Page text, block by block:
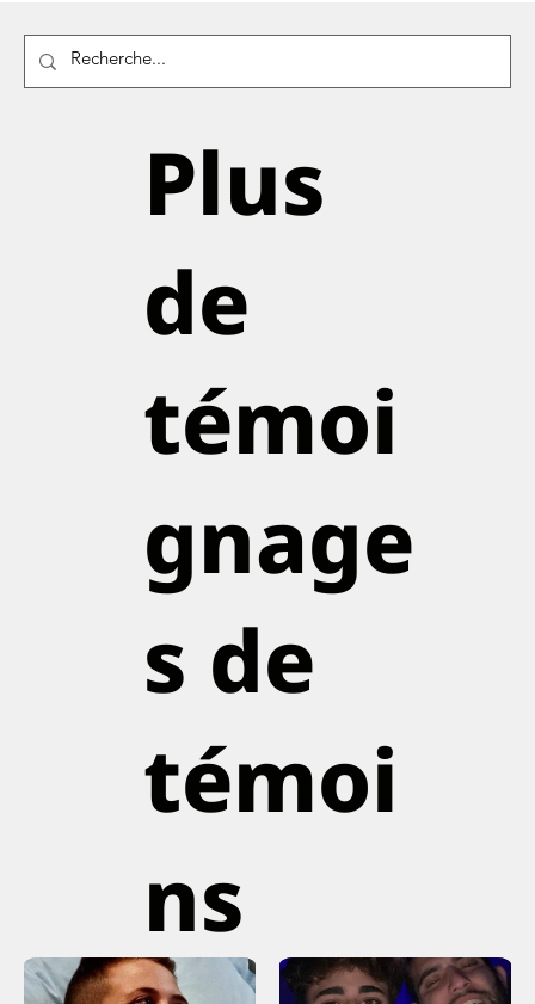
Plus
de
témoi
gnage
s de
témoi
ns